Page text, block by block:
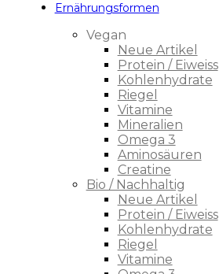
Ernährungsformen
Vegan
Neue Artikel
Protein / Eiweiss
Kohlenhydrate
Riegel
Vitamine
Mineralien
Omega 3
Aminosäuren
Creatine
Bio / Nachhaltig
Neue Artikel
Protein / Eiweiss
Kohlenhydrate
Riegel
Vitamine